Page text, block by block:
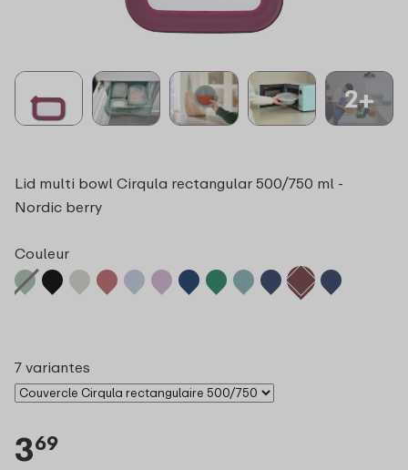
2+
Lid multi bowl Cirqula rectangular 500/750 ml -
Nordic berry
Couleur
7 variantes
369